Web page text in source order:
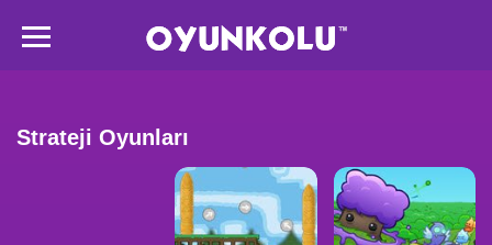
Strateji Oyunları